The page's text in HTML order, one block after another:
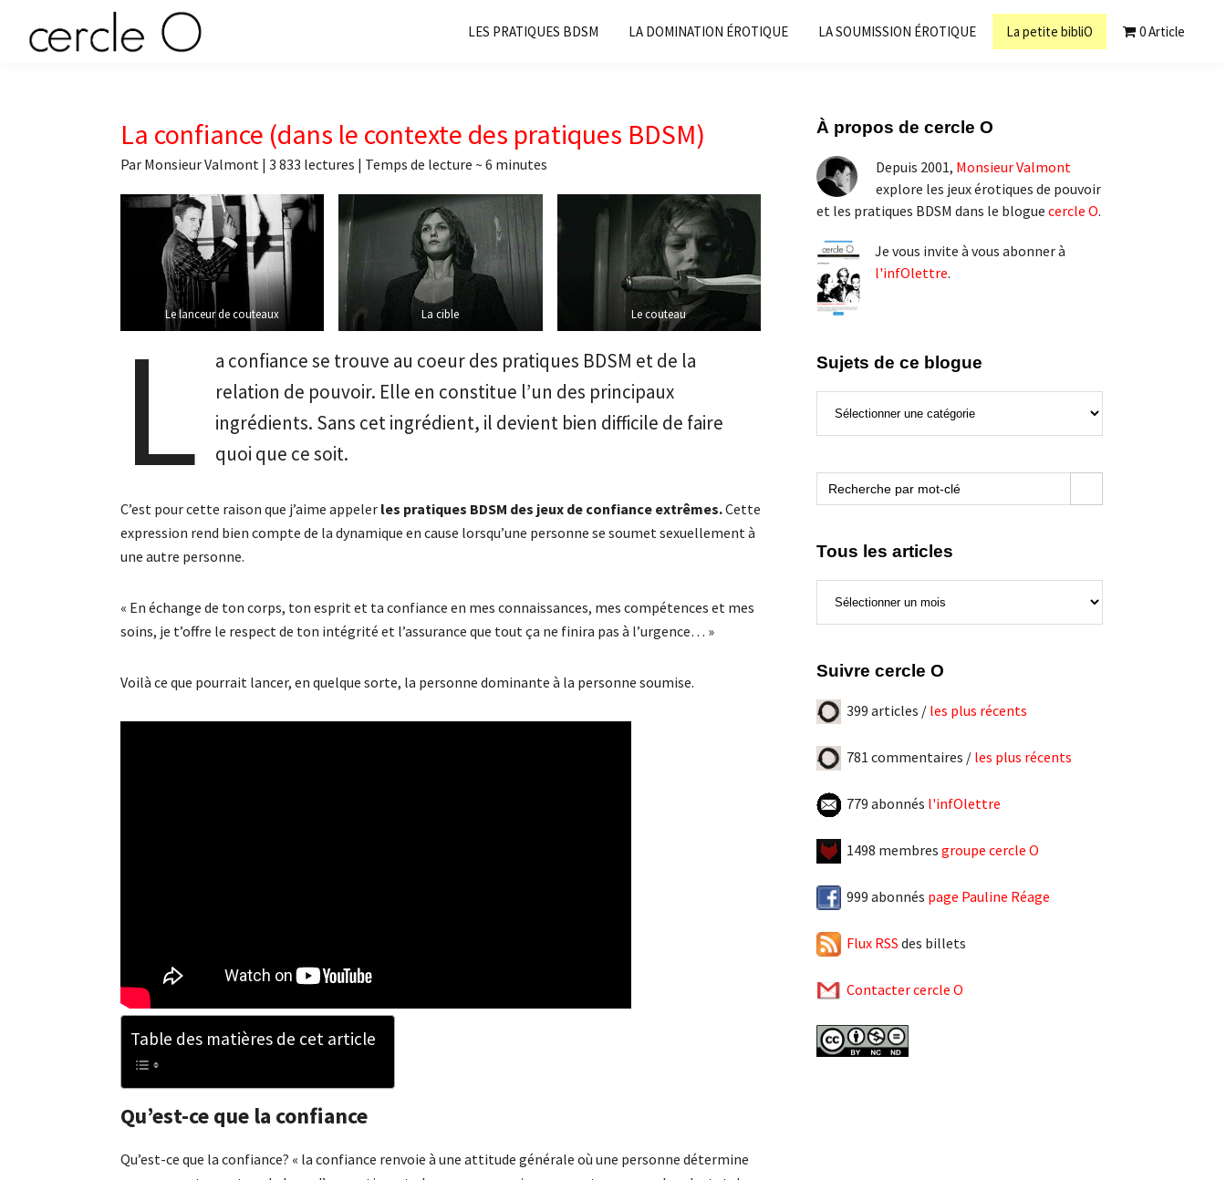
LES PRATIQUES BDSM LA DOMINATION ÉROTIQUE LA SOUMISSION ÉROTIQUE La petite bibliO 0 Article
La confiance (dans le contexte des pratiques BDSM)
Par Monsieur Valmont | 3 833 lectures | Temps de lecture ~ 6 minutes
Le lanceur de couteaux La cible Le couteau
L
a confiance se trouve au coeur des pratiques BDSM et de la
relation de pouvoir. Elle en constitue l’un des principaux
ingrédients. Sans cet ingrédient, il devient bien difficile de faire
quoi que ce soit.
C’est pour cette raison que j’aime appeler les pratiques BDSM des jeux de confiance extrêmes.Cette
expression rend bien compte de la dynamique en cause lorsqu’une personne se soumet sexuellement à
une autre personne.
« En échange de ton corps, ton esprit et ta confiance en mes connaissances, mes compétences et mes
soins, je t’offre le respect de ton intégrité et l’assurance que tout ça ne finira pas à l’urgence… »
Voilà ce que pourrait lancer, en quelque sorte, la personne dominante à la personne soumise.
Table des matières de cet article
Qu’est-ce que la confiance
Qu’est-ce que la confiance? « la confiance renvoie à une attitude générale où une personne détermine
Barre
latérale
principale
À propos de cercle O
Depuis 2001, Monsieur Valmont
explore les jeux érotiques de pouvoir
et les pratiques BDSM dans le blogue cercle O.
Je vous invite à vous abonner à
l'infOlettre.
Sujets de ce blogue
Search
for:
Search Button
Tous les articles
Suivre cercle O
399 articles / les plus récents
781 commentaires / les plus récents
779 abonnés l'infOlettre
1498 membres groupe cercle O
999 abonnés page Pauline Réage
Flux RSS des billets
Contacter cercle O